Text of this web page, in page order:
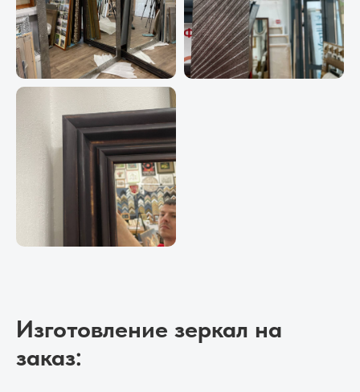
Изготовление зеркал на
заказ: